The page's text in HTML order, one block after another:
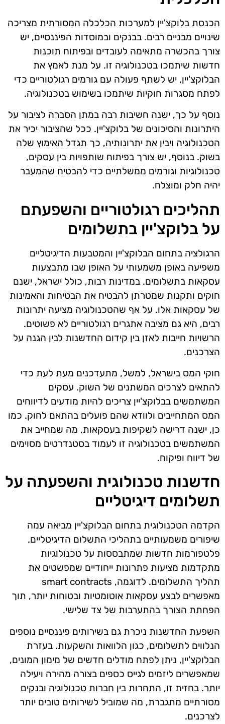
הכנסת בלוקצ'יין למערכות הכלכלה המסורתית מצריכה
שינויים מבניים רבים. בבנקים ובמוסדות הפיננסיים, יש
צורך בהכשרה מתאימה לעובדים ובפיתוח תוכנות
חדשות שיתמכו בטכנולוגיה זו. על מנת לאמץ את
הבלוקצ'יין, יש לשתף פעולה עם גורמים רגולטוריים כדי
לפתח מסגרות חוקיות שיתמכו בשימוש בטכנולוגיה.
נוסף על כך, ישנה חשיבות רבה במתן הסברה לציבור על
היתרונות והסיכונים של בלוקצ'יין. ככל שהציבור יכיר את
הטכנולוגיה ויבין את יתרונותיה, כך תגדל האימוץ שלה
בשוק. בנוסף, יש צורך בפיתוח שותפויות בין עסקים,
טכנולוגיות וגורמים ממשלתיים כדי להבטיח שהמעבר
יהיה חלק ומוצלח.
תהליכים רגולטוריים והשפעתם
על בלוקצ'יין בתשלומים
הרגולציה בתחום הבלוקצ'יין והמטבעות הדיגיטליים
משפיעה באופן משמעותי על האופן שבו מתבצעות
עסקאות בתשלומים. במדינות רבות, כולל ישראל, ישנם
חוקים ותקנות שמטרתן להבטיח את הבטיחות והאמינות
של עסקאות אלו. על אף שהטכנולוגיה מציעה יתרונות
רבים, היא גם מציבה אתגרים רגולטוריים לא פשוטים.
הרשויות חייבות לאזן בין קידום החדשנות לבין הגנה על
הצרכנים.
חוקי המס בישראל, למשל, מתעדכנים מעת לעת כדי
להתאים לצרכים המשתנים של השוק. עסקים
המשתמשים בבלוקצ'יין צריכים להיות מודעים לדיווחים
המס המתחייבים ולוודא שהם פועלים בהתאם לחוק. כמו
כן, ישנה דרישה לשקיפות בעסקאות, מה שמחייב את
המשתמשים בטכנולוגיה זו לעמוד בסטנדרטים מסוימים
של דיווח ופיקוח.
חדשנות טכנולוגית והשפעתה על
תשלומים דיגיטליים
הקדמה הטכנולוגית בתחום הבלוקצ'יין מביאה עמה
שיפורים משמעותיים בתהליכי התשלום הדיגיטליים.
פלטפורמות חדשות שמתבססות על טכנולוגיות
מתקדמות מציעות פתרונות ייחודיים שמפשטים את
תהליך התשלומים. לדוגמה, smart contracts
מאפשרים לבצע עסקאות אוטומטיות ובטוחות יותר, תוך
הפחתת הצורך בהתערבות של צד שלישי.
השפעת החדשנות ניכרת גם בשירותים פיננסיים נוספים
הנלווים לתשלומים, כגון הלוואות והשקעות. בעזרת
הבלוקצ'יין, ניתן לפתח מודלים חדשים של מימון המונים,
שמאפשרים ליזמים לגייס כספים בצורה מהירה ויעילה
יותר. בחזית זו, התחרות בין חברות טכנולוגיה ובנקים
מסורתיים מתגברת, מה שמוביל לשירותים טובים יותר
לצרכנים.